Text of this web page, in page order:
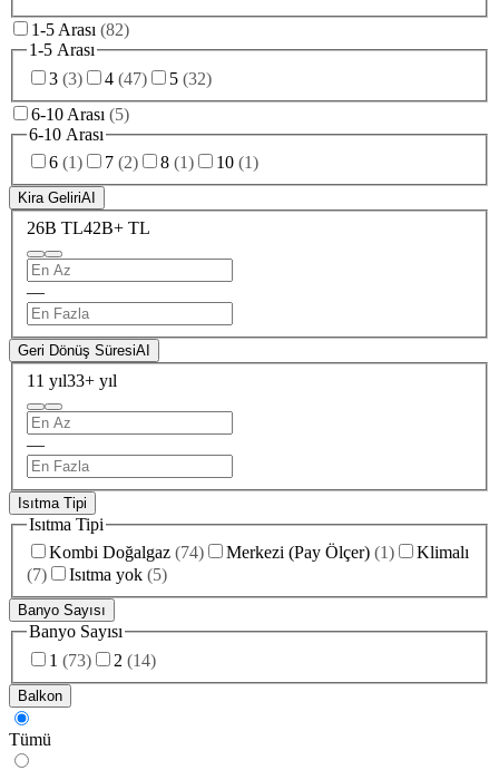
1-5 Arası (82)
1-5 Arası
3 (3) 4 (47) 5 (32)
6-10 Arası (5)
6-10 Arası
6 (1) 7 (2) 8 (1) 10 (1)
Kira GeliriAI
26B TL42B+ TL
—
Geri Dönüş SüresiAI
11 yıl33+ yıl
—
Isıtma Tipi
Isıtma Tipi
Kombi Doğalgaz (74) Merkezi (Pay Ölçer) (1)
Klimalı
(7) Isıtma yok (5)
Banyo Sayısı
Banyo Sayısı
1 (73) 2 (14)
Balkon
Tümü